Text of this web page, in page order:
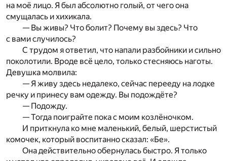
на моё лицо. Я был абсолютно голый, от чего она
смущалась и хихикала.
— Вы живы? Что болит? Почему вы здесь? Что
с вами случилось?
С трудом я ответил, что напали разбойники и сильно
поколотили. Вроде всё цело, только стесняюсь наготы.
Девушка молвила:
— Я живу здесь недалеко, сейчас перееду на лодке
речку и принесу вам одежду. Вы подождёте?
— Подожду.
— Тогда поиграйте пока с моим козлёночком.
И приткнула ко мне маленький, белый, шерстистый
комочек, который воспитанно сказал: «Бе».
Она действительно обернулась быстро. Я только